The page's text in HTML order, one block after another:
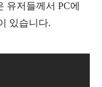
유저들께서 PC에
있습니다.